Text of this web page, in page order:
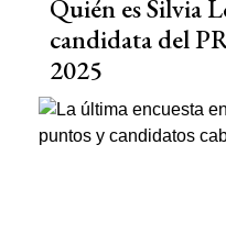
Quién es Silvia
candidata del
2025